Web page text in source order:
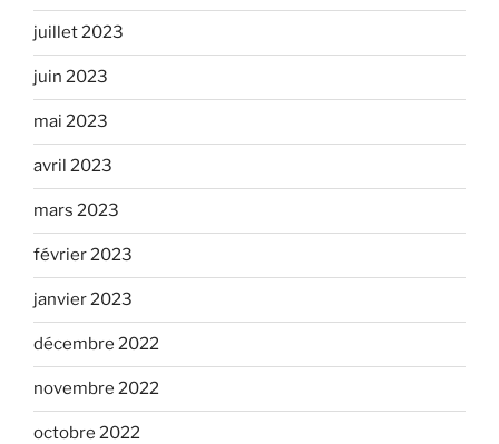
juillet 2023
juin 2023
mai 2023
avril 2023
mars 2023
février 2023
janvier 2023
décembre 2022
novembre 2022
octobre 2022